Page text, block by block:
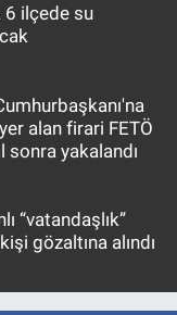
6 ilçede su
alan firari FETÖ
sonra yakalandı
“vatandaşlık”
gözaltına alındı